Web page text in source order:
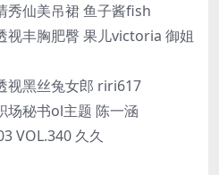
秀仙美吊裙 鱼子酱fish
视丰胸肥臀 果儿victoria 御姐
视黑丝兔女郎 riri617
场秘书ol主题 陈一涵
VOL.340 久久